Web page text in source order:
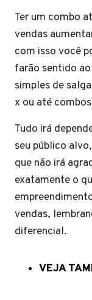
Ter um combo
vendas
com isso você
farão sentido
simples de
x ou até
Tudo irá
seu público
que não irá
exatamente o
vendas,
diferencial.
VEJA